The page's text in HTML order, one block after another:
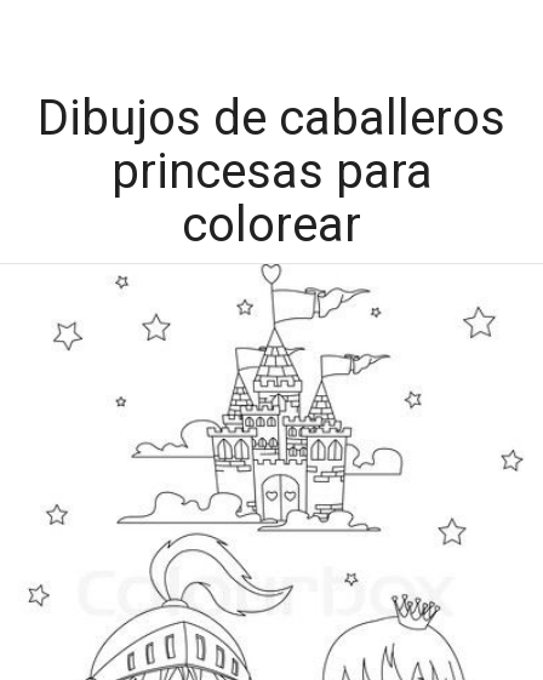
Dibujos de caballeros
princesas para
colorear